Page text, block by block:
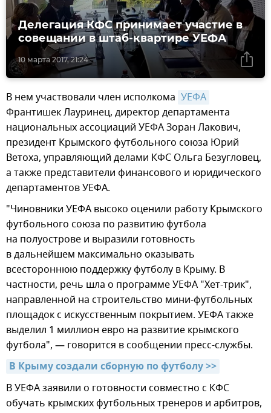
10 марта 2017, 21:24
Делегация КФС принимает участие в
совещании в штаб-квартире УЕФА
В нем участвовали член исполкома УЕФА
Франтишек Лауринец, директор департамента
национальных ассоциаций УЕФА Зоран Лакович,
президент Крымского футбольного союза Юрий
Ветоха, управляющий делами КФС Ольга Безугловец,
а также представители финансового и юридического
департаментов УЕФА.
"Чиновники УЕФА высоко оценили работу Крымского
футбольного союза по развитию футбола
на полуострове и выразили готовность
в дальнейшем максимально оказывать
всестороннюю поддержку футболу в Крыму. В
частности, речь шла о программе УЕФА "Хет-трик",
направленной на строительство мини-футбольных
площадок с искусственным покрытием. УЕФА также
выделил 1 миллион евро на развитие крымского
футбола", — говорится в сообщении пресс-службы.
В Крыму создали сборную по футболу >>
В УЕФА заявили о готовности совместно с КФС
обучать крымских футбольных тренеров и арбитров,